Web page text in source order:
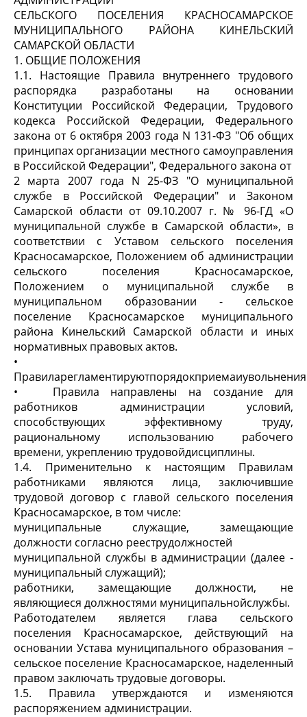
СЕЛЬСКОГО ПОСЕЛЕНИЯ КРАСНОСАМАРСКОЕ
МУНИЦИПАЛЬНОГО РАЙОНА КИНЕЛЬСКИЙ
САМАРСКОЙ ОБЛАСТИ
1. ОБЩИЕ ПОЛОЖЕНИЯ
1.1. Настоящие Правила внутреннего трудового
распорядка разработаны на основании
Конституции Российской Федерации, Трудового
кодекса Российской Федерации, Федерального
закона от 6 октября 2003 года N 131-ФЗ "Об общих
принципах организации местного самоуправления
в Российской Федерации", Федерального закона от
2 марта 2007 года N 25-ФЗ "О муниципальной
службе в Российской Федерации" и Законом
Самарской области от 09.10.2007 г. № 96-ГД «О
муниципальной службе в Самарской области», в
соответствии с Уставом сельского поселения
Красносамарское, Положением об администрации
сельского поселения Красносамарское,
Положением о муниципальной службе в
муниципальном образовании - сельское
поселение Красносамарское муниципального
района Кинельский Самарской области и иных
нормативных правовых актов.
•
•
Правила направлены на создание для
работников администрации условий,
способствующих эффективному труду,
рациональному использованию рабочего
времени, укреплению трудовойдисциплины.
1.4. Применительно к настоящим Правилам
работниками являются лица, заключившие
трудовой договор с главой сельского поселения
Красносамарское, в том числе:
муниципальные служащие, замещающие
должности согласно рееструдолжностей
муниципальной службы в администрации (далее -
муниципальный служащий);
работники, замещающие должности, не
являющиеся должностями муниципальнойслужбы.
Работодателем является глава сельского
поселения Красносамарское, действующий на
основании Устава муниципального образования –
сельское поселение Красносамарское, наделенный
правом заключать трудовые договоры.
1.5. Правила утверждаются и изменяются
распоряжением администрации.